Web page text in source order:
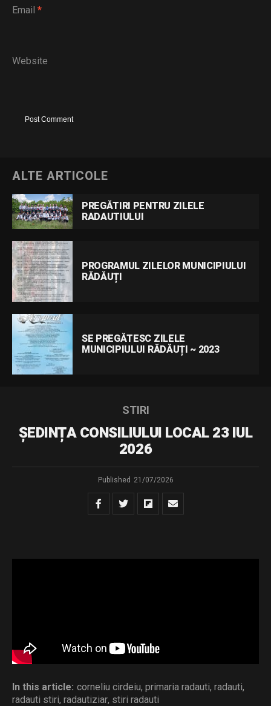
Email *
Website
ALTE ARTICOLE
PREGĂTIRI PENTRU ZILELE
RADAUTIULUI
PROGRAMUL ZILELOR MUNICIPIULUI
RĂDĂUȚI
SE PREGĂTESC ZILELE
MUNICIPIULUI RĂDĂUȚI ~ 2023
STIRI
ȘEDINȚA CONSILIULUI LOCAL 23 IUL
2026
Published 21/07/2026
In this article: corneliu cirdeiu, primaria radauti, radauti,
radauti stiri, radautiziar, stiri radauti